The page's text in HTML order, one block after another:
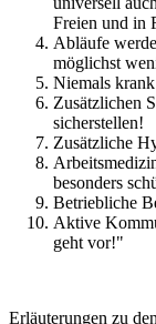
Freien und in
Abläufe
möglichst
Niemals
Zusätzlichen
sicherstellen!
Zusätzliche
besonders
Betriebliche
Aktive
geht vor!"
Erläuterungen zu